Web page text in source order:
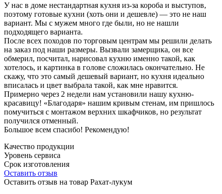
У нас в доме нестандартная кухня из-за короба и выступов,
поэтому готовые кухни (хоть они и дешевле) — это не наш
вариант. Мы с мужем много где были, но не нашли
подходящего варианта.
После всех походов по торговым центрам мы решили делать
на заказ под наши размеры. Вызвали замерщика, он все
обмерил, посчитал, нарисовал кухню именно такой, как
хотелось, и картинка в голове сложилась окончательно. Не
скажу, что это самый дешевый вариант, но кухня идеально
вписалась и цвет выбрала такой, как мне нравится.
Примерно через 2 недели нам установили нашу кухню-
красавицу! «Благодаря» нашим кривым стенам, им пришлось
помучиться с монтажом верхних шкафчиков, но результат
получился отменный.
Большое всем спасибо! Рекомендую!
Качество продукции
Уровень сервиса
Срок изготовления
Оставить отзыв
Оставить отзыв на товар Рахат-лукум